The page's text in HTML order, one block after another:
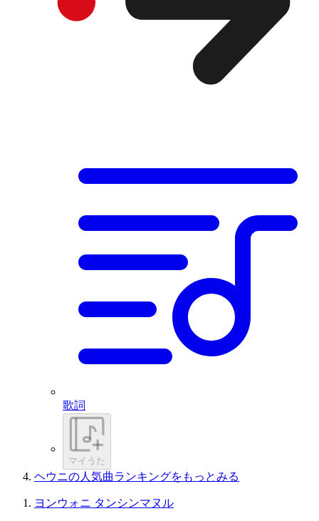
歌詞
マイうた
ヘウニの人気曲ランキングをもっとみる
ヨンウォニ タンシンマヌル